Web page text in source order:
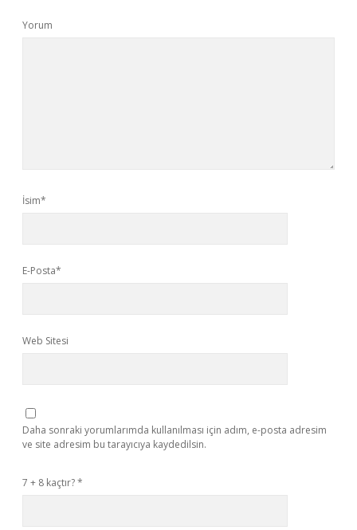
Yorum
İsim*
E-Posta*
Web Sitesi
Daha sonraki yorumlarımda kullanılması için adım, e-posta adresim
ve site adresim bu tarayıcıya kaydedilsin.
7 + 8 kaçtır?*